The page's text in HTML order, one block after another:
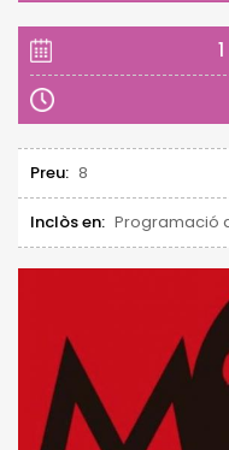
Preu: 8
Inclòs en: Programació